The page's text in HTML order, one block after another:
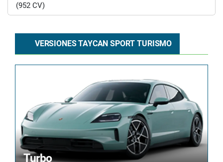
(952 CV)
VERSIONES TAYCAN SPORT TURISMO
Turbo